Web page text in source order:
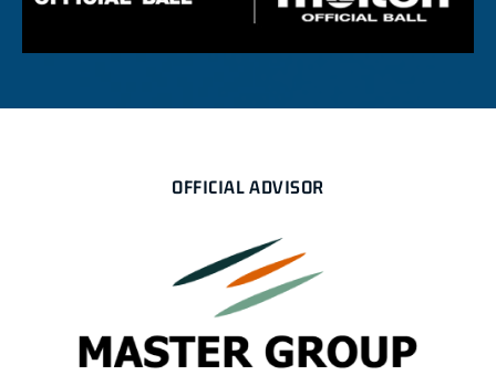
OFFICIAL ADVISOR